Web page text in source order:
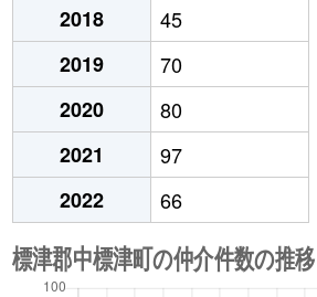
2018
45
2019
70
2020
80
2021
97
2022
66